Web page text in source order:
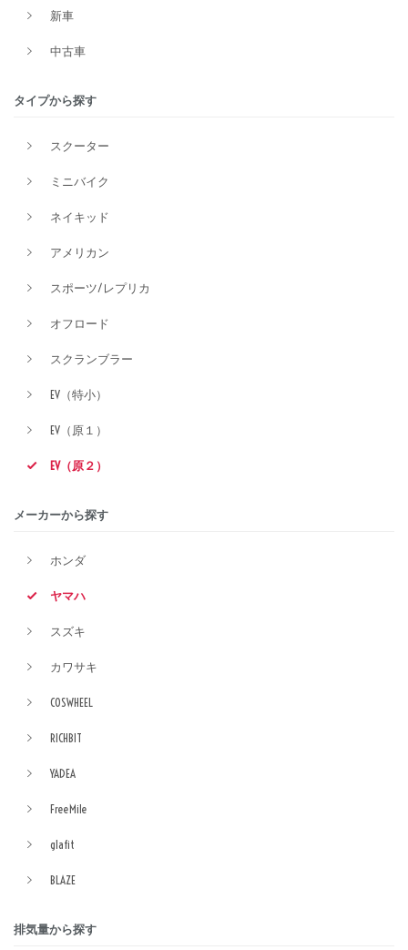
新車
中古車
タイプから探す
スクーター
ミニバイク
ネイキッド
アメリカン
スポーツ/レプリカ
オフロード
スクランブラー
EV（特小）
EV（原１）
EV（原２）
メーカーから探す
ホンダ
ヤマハ
スズキ
カワサキ
COSWHEEL
RICHBIT
YADEA
FreeMile
glafit
BLAZE
排気量から探す
排気量